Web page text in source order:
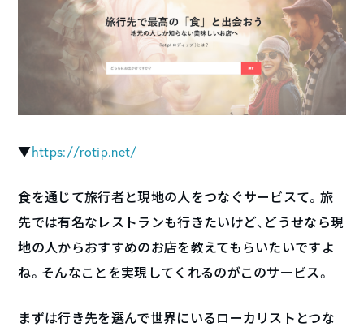
▼https://rotip.net/
食を通じて旅行者と現地の人をつなぐサービスて。旅
先では有名なレストランも行きたいけど、どうせなら現
地の人からおすすめのお店を教えてもらいたいですよ
ね。そんなことを実現してくれるのがこのサービス。
まずは行き先を選んで世界にいるローカリストとつな